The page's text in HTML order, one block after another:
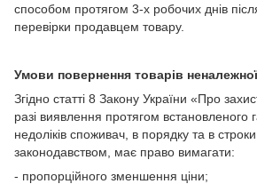
способом протягом 3-х робочих днів
перевірки продавцем товару.
Умови повернення товарів неналежної
Згідно статті 8 Закону України «Про
разі виявлення протягом встановленого
недоліків споживач, в порядку та в
законодавством, має право вимагати:
- пропорційного зменшення ціни;